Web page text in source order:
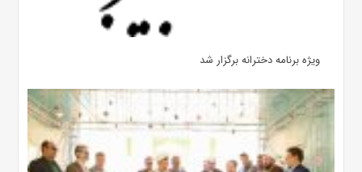
ویژه برنامه دخترانه برگزار شد